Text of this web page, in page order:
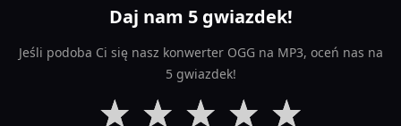
Daj nam 5 gwiazdek!
Jeśli podoba Ci się nasz konwerter OGG na MP3, oceń nas na
5 gwiazdek!